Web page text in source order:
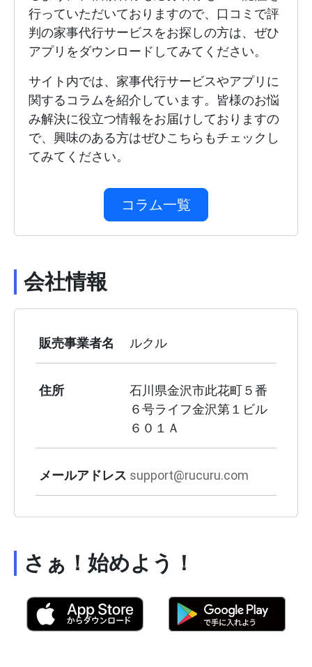
行っていただいておりますので、口コミで評
判の家事代行サービスをお探しの方は、ぜひ
アプリをダウンロードしてみてください。
サイト内では、家事代行サービスやアプリに
関するコラムを紹介しています。皆様のお悩
み解決に役立つ情報をお届けしておりますの
で、興味のある方はぜひこちらもチェックし
てみてください。
コラム一覧
会社情報
販売事業者名 ルクル
住所
石川県金沢市此花町５番
６号ライフ金沢第１ビル
６０１Ａ
メールアドレス support@rucuru.com
さぁ！始めよう！